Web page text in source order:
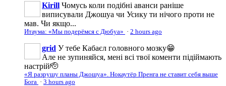
Kirill Чомусь коли подібні аванси раніше
виписували Джошуа чи Усику ти нічого проти не
мав. Чи якщо...
Итаума: «Мы подерёмся с Дюбуа» · 2 hours ago
grid У тебе Кабаєл головного мозку😁
Але не зупиняйся, мені всі твої коменти підіймають
настрій🫡
«Я разрушу планы Джошуа». Нокаутёр Пренга не ставит себя выше
Бога · 3 hours ago